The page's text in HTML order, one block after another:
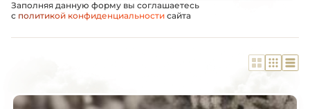
Заполняя данную форму вы соглашаетесь
с политикой конфиденциальности сайта